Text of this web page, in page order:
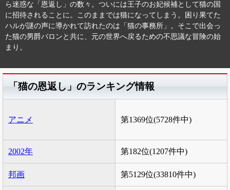
ら迷惑な「恩返し」の数々。ついには王子のお妃候補として猫の国
に招待されることに。このままでは猫になってしまう。困り果てた
ハルが謎の声に導かれて訪れたのは「猫の事務所」。そこで出会っ
た猫の男爵バロンと共に、元の世界へ戻るための不思議な冒険の始
まり。
「猫の恩返し」のランキング情報
アニメ 第1369位(5728件中)
2002年 第182位(1207件中)
邦画 第5129位(33810件中)